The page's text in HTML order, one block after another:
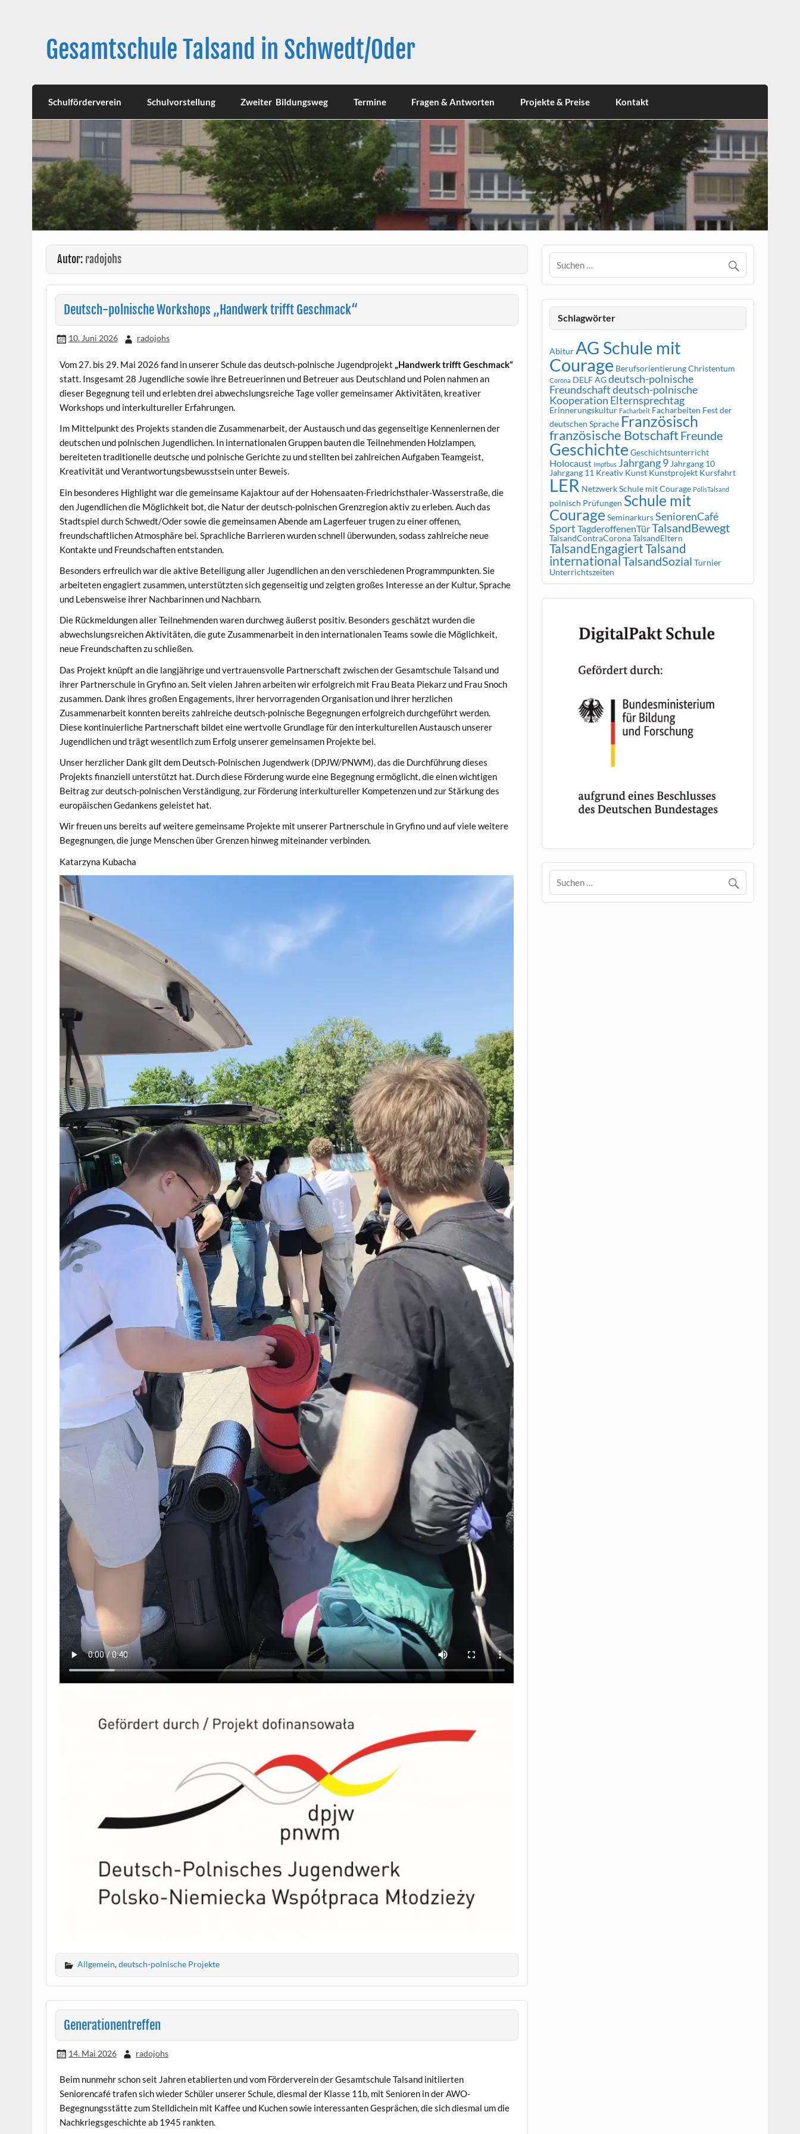
Gesamtschule Talsand in Schwedt/Oder
Schulförderverein Schulvorstellung Zweiter Bildungsweg Termine Fragen & Antworten Projekte & Preise Kontakt
Autor: radojohs
Deutsch-polnische Workshops „Handwerk trifft Geschmack“
10. Juni 2026 radojohs
Vom 27. bis 29. Mai 2026 fand in unserer Schule das deutsch-polnische Jugendprojekt „Handwerk trifft Geschmack“
statt. Insgesamt 28 Jugendliche sowie ihre Betreuerinnen und Betreuer aus Deutschland und Polen nahmen an
dieser Begegnung teil und erlebten drei abwechslungsreiche Tage voller gemeinsamer Aktivitäten, kreativer
Workshops und interkultureller Erfahrungen.
Im Mittelpunkt des Projekts standen die Zusammenarbeit, der Austausch und das gegenseitige Kennenlernen der
deutschen und polnischen Jugendlichen. In internationalen Gruppen bauten die Teilnehmenden Holzlampen,
bereiteten traditionelle deutsche und polnische Gerichte zu und stellten bei zahlreichen Aufgaben Teamgeist,
Kreativität und Verantwortungsbewusstsein unter Beweis.
Ein besonderes Highlight war die gemeinsame Kajaktour auf der Hohensaaten-Friedrichsthaler-Wasserstraße, die
den Jugendlichen die Möglichkeit bot, die Natur der deutsch-polnischen Grenzregion aktiv zu erleben. Auch das
Stadtspiel durch Schwedt/Oder sowie die gemeinsamen Abende am Lagerfeuer trugen zu einer offenen,
freundschaftlichen Atmosphäre bei. Sprachliche Barrieren wurden schnell überwunden, sodass zahlreiche neue
Kontakte und Freundschaften entstanden.
Besonders erfreulich war die aktive Beteiligung aller Jugendlichen an den verschiedenen Programmpunkten. Sie
arbeiteten engagiert zusammen, unterstützten sich gegenseitig und zeigten großes Interesse an der Kultur, Sprache
und Lebensweise ihrer Nachbarinnen und Nachbarn.
Die Rückmeldungen aller Teilnehmenden waren durchweg äußerst positiv. Besonders geschätzt wurden die
abwechslungsreichen Aktivitäten, die gute Zusammenarbeit in den internationalen Teams sowie die Möglichkeit,
neue Freundschaften zu schließen.
Das Projekt knüpft an die langjährige und vertrauensvolle Partnerschaft zwischen der Gesamtschule Talsand und
ihrer Partnerschule in Gryfino an. Seit vielen Jahren arbeiten wir erfolgreich mit Frau Beata Piekarz und Frau Snoch
zusammen. Dank ihres großen Engagements, ihrer hervorragenden Organisation und ihrer herzlichen
Zusammenarbeit konnten bereits zahlreiche deutsch-polnische Begegnungen erfolgreich durchgeführt werden.
Diese kontinuierliche Partnerschaft bildet eine wertvolle Grundlage für den interkulturellen Austausch unserer
Jugendlichen und trägt wesentlich zum Erfolg unserer gemeinsamen Projekte bei.
Unser herzlicher Dank gilt dem Deutsch-Polnischen Jugendwerk (DPJW/PNWM), das die Durchführung dieses
Projekts finanziell unterstützt hat. Durch diese Förderung wurde eine Begegnung ermöglicht, die einen wichtigen
Beitrag zur deutsch-polnischen Verständigung, zur Förderung interkultureller Kompetenzen und zur Stärkung des
europäischen Gedankens geleistet hat.
Wir freuen uns bereits auf weitere gemeinsame Projekte mit unserer Partnerschule in Gryfino und auf viele weitere
Begegnungen, die junge Menschen über Grenzen hinweg miteinander verbinden.
Katarzyna Kubacha
Allgemein,deutsch-polnische Projekte
Generationentreffen
14. Mai 2026 radojohs
Beim nunmehr schon seit Jahren etablierten und vom Förderverein der Gesamtschule Talsand initiierten
Seniorencafé trafen sich wieder Schüler unserer Schule, diesmal der Klasse 11b, mit Senioren in der AWO-
Begegnungsstätte zum Stelldichein mit Kaffee und Kuchen sowie interessanten Gesprächen, die sich diesmal um die
Nachkriegsgeschichte ab 1945 rankten.
Schlagwörter
AbiturAG Schule mit
Courage BerufsorientierungChristentum
Corona DELF AGdeutsch-polnische
Freundschaftdeutsch-polnische
Kooperation Elternsprechtag
Erinnerungskultur Facharbeit Facharbeiten Fest der
deutschen Sprache Französisch
französische BotschaftFreunde
Geschichte Geschichtsunterricht
Holocaust Impfbus Jahrgang 9 Jahrgang 10
Jahrgang 11 Kreativ Kunst Kunstprojekt Kursfahrt
LER Netzwerk Schule mit Courage PolisTalsand
polnisch Prüfungen Schule mit
Courage SeminarkursSeniorenCafé
Sport TagderoffenenTürTalsandBewegt
TalsandContraCoronaTalsandEltern
TalsandEngagiertTalsand
internationalTalsandSozial Turnier
Unterrichtszeiten